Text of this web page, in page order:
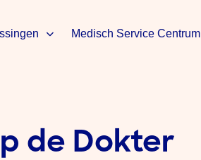
Medisch Service Centrum
de Dokter